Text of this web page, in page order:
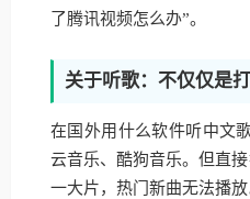
了腾讯视频怎么办”。
关于听歌：不仅仅是
在国外用什么软件听中文
云音乐、酷狗音乐。但直
一大片，热门新曲无法播